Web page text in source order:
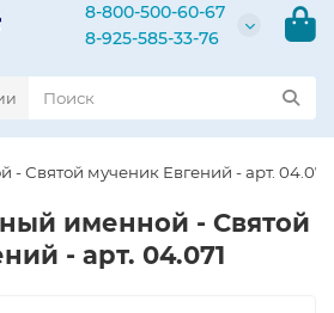
8-800-500-60-67
8-925-585-33-76
Святой мученик Евгений - арт. 04.071
именной - Святой
- арт. 04.071